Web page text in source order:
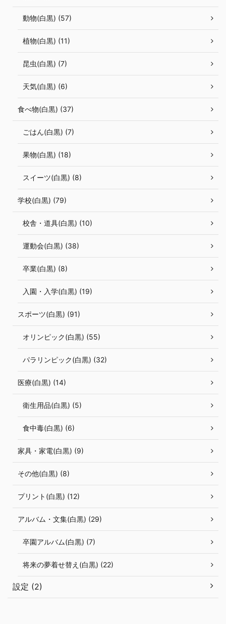
動物(白黒) (57)
植物(白黒) (11)
昆虫(白黒) (7)
天気(白黒) (6)
食べ物(白黒) (37)
ごはん(白黒) (7)
果物(白黒) (18)
スイーツ(白黒) (8)
学校(白黒) (79)
校舎・道具(白黒) (10)
運動会(白黒) (38)
卒業(白黒) (8)
入園・入学(白黒) (19)
スポーツ(白黒) (91)
オリンピック(白黒) (55)
パラリンピック(白黒) (32)
医療(白黒) (14)
衛生用品(白黒) (5)
食中毒(白黒) (6)
家具・家電(白黒) (9)
その他(白黒) (8)
プリント(白黒) (12)
アルバム・文集(白黒) (29)
卒園アルバム(白黒) (7)
将来の夢着せ替え(白黒) (22)
設定 (2)